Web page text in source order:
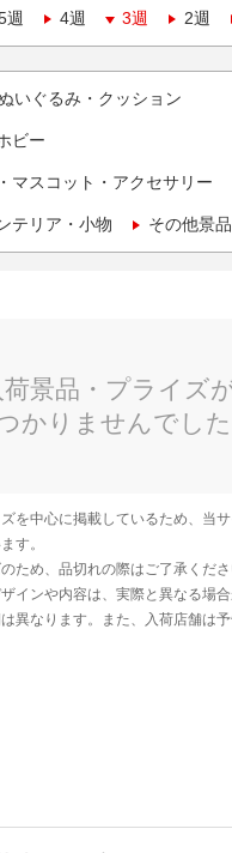
週 4週 3週 2週
いぐるみ・クッション
ビー
マスコット・アクセサリー
テリア・小物 その他景品